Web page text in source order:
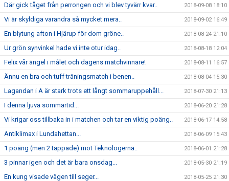
Där gick tåget från perrongen och vi blev tyvärr kvar.. 2018-09-08 18:10
Vi är skyldiga varandra så mycket mera.. 2018-09-02 16:49
En blytung afton i Hjärup för dom gröne.. 2018-08-24 21:10
Ur grön synvinkel hade vi inte otur idag.. 2018-08-18 12:04
Felix vår ängel i målet och dagens matchvinnare! 2018-08-11 16:57
Ännu en bra och tuff träningsmatch i benen.. 2018-08-04 15:30
Lagandan i A är stark trots ett långt sommaruppehåll... 2018-07-30 21:13
I denna ljuva sommartid... 2018-06-20 21:28
Vi krigar oss tillbaka in i matchen och tar en viktig poäng.. 2018-06-17 14:58
Antiklimax i Lundahettan... 2018-06-09 15:43
1 poäng (men 2 tappade) mot Teknologerna.. 2018-06-01 21:28
3 pinnar igen och det är bara onsdag... 2018-05-30 21:19
En kung visade vägen till seger... 2018-05-25 21:30